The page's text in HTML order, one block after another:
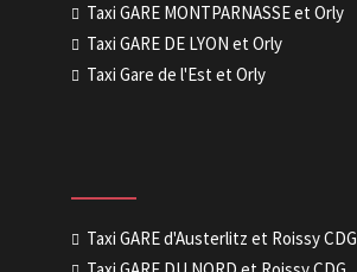
Taxi GARE MONTPARNASSE et Orly
Taxi GARE DE LYON et Orly
Taxi Gare de l'Est et Orly
Taxi GARE d'Austerlitz et Roissy CDG